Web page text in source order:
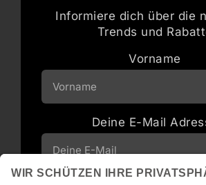
Informiere dich über die
Trends und
Vorname
Deine E-Mail